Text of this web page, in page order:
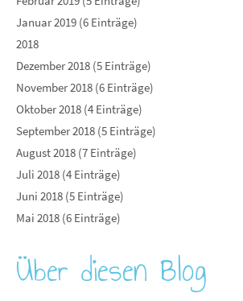
Januar 2019 (6 Einträge)
2018
Dezember 2018 (5 Einträge)
November 2018 (6 Einträge)
Oktober 2018 (4 Einträge)
September 2018 (5 Einträge)
August 2018 (7 Einträge)
Juli 2018 (4 Einträge)
Juni 2018 (5 Einträge)
Mai 2018 (6 Einträge)
Über diesen Blog